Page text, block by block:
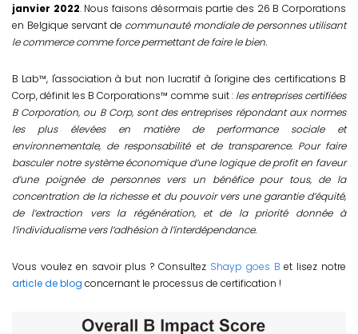
janvier 2022. Nous faisons désormais partie des 26 B Corporations
en Belgique servant de communauté mondiale de personnes utilisant
le commerce comme force permettant de faire le bien.
B Lab™, l'association à but non lucratif à l'origine des certifications B
Corp, définit les B Corporations™ comme suit : les entreprises certifiées
B Corporation, ou B Corp, sont des entreprises répondant aux normes
les plus élevées en matière de performance sociale et
environnementale, de responsabilité et de transparence. Pour faire
basculer notre système économique d’une logique de profit en faveur
d’une poignée de personnes vers un bénéfice pour tous, de la
concentration de la richesse et du pouvoir vers une garantie d’équité,
de l’extraction vers la régénération, et de la priorité donnée à
l’individualisme vers l’adhésion à l’interdépendance.
Vous voulez en savoir plus ? Consultez Shayp goes B et lisez notre
article de blog concernant le processus de certification !